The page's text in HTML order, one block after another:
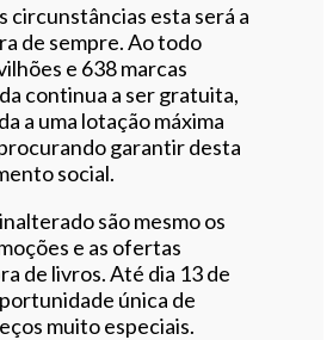
circunstâncias esta será a
de sempre. Ao todo
e 638 marcas
continua a ser gratuita,
a uma lotação máxima
garantir desta
social.
são mesmo os
e as ofertas
de livros. Até dia 13 de
única de
muito especiais.